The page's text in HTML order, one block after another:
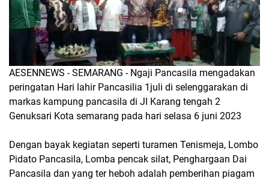
AESENNEWS - SEMARANG - Ngaji Pancasila mengadakan
peringatan Hari lahir Pancasilia 1juli di selenggarakan di
markas kampung pancasila di Jl Karang tengah 2
Genuksari Kota semarang pada hari selasa 6 juni 2023
Dengan bayak kegiatan seperti turamen Tenismeja, Lombo
Pidato Pancasila, Lomba pencak silat, Penghargaan Dai
Pancasila dan yang ter heboh adalah pemberihan piagam